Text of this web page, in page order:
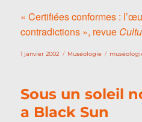
« Certifiées conformes :
contradictions », revue
Publié
le
1 janvier 2002 Catégories
Muséologie Étiquettes
Sous un soleil
a Black Sun